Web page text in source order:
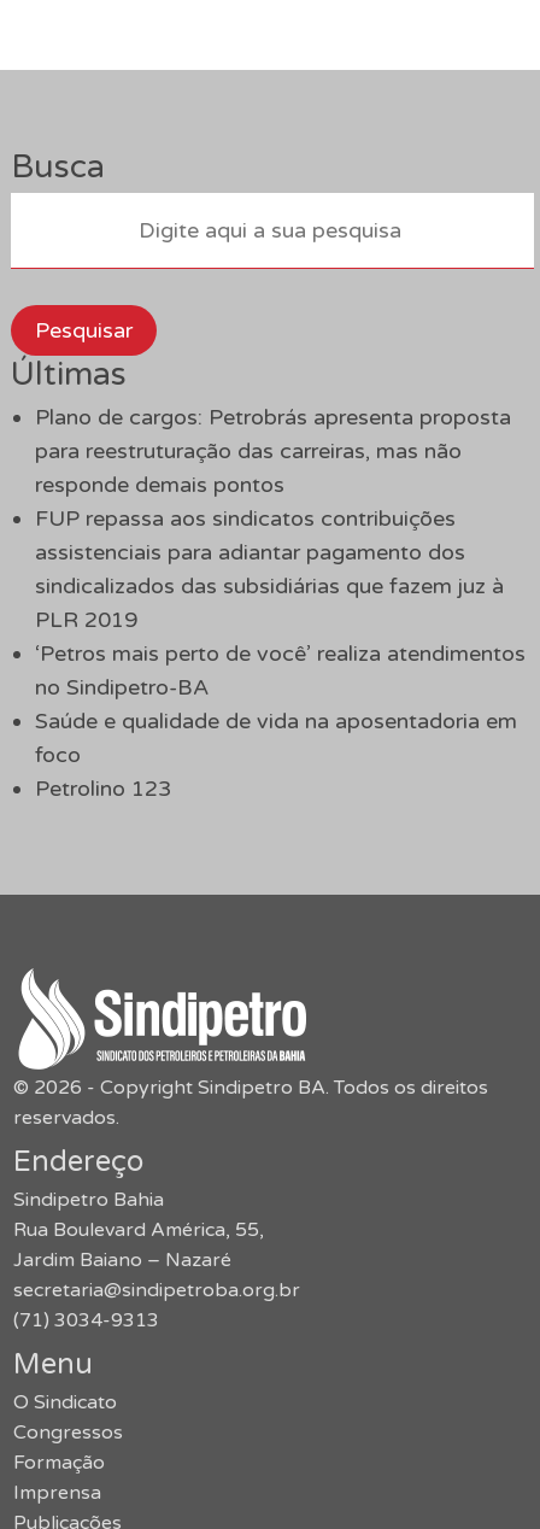
Busca
Pesquisar
Últimas
Plano de cargos: Petrobrás apresenta proposta
para reestruturação das carreiras, mas não
responde demais pontos
FUP repassa aos sindicatos contribuições
assistenciais para adiantar pagamento dos
sindicalizados das subsidiárias que fazem juz à
PLR 2019
‘Petros mais perto de você’ realiza atendimentos
no Sindipetro-BA
Saúde e qualidade de vida na aposentadoria em
foco
Petrolino 123
© 2026 - Copyright Sindipetro BA. Todos os direitos
reservados.
Endereço
Sindipetro Bahia
Rua Boulevard América, 55,
Jardim Baiano – Nazaré
secretaria@sindipetroba.org.br
(71) 3034-9313
Menu
O Sindicato
Congressos
Formação
Imprensa
Publicações